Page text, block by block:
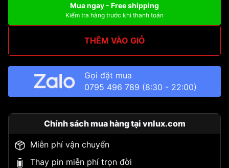
Mua ngay - Free shipping
Kiểm tra hàng trước khi thanh toán
THÊM VÀO GIỎ
Gọi đặt mua
0795 496 789 (8:30 - 22:00)
Chính sách mua hàng tại vnlux.com
Miễn phí vận chuyển
Thay pin miễn phí trọn đời